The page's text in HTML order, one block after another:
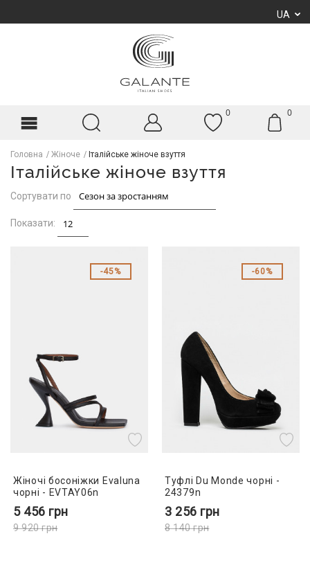
UA
0 0
Головна Жіноче Італійське жіноче взуття
Італійське жіноче взуття
Сортувати по
Показати:
45%
Жіночі босоніжки Evaluna
чорні - EVTAY06n
5 456 грн
9 920грн
60%
Туфлі Du Monde чорні -
24379n
3 256 грн
8 140грн